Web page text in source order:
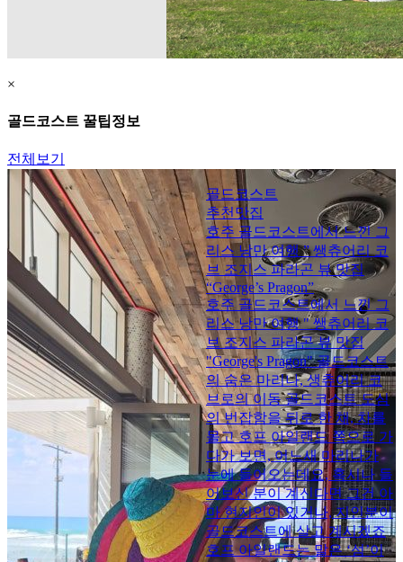
×
골드코스트 꿀팁정보
전체보기
골드코스트
추천맛집
호주 골드코스트에서 느낀 그
리스 낭만 여행 ” 쌩츄어리 코
브 조지스 파라곤 뷰 맛집
“George’s Pragon”
호주 골드코스트에서 느낀 그
리스 낭만 여행 " 쌩츄어리 코
브 조지스 파라곤 뷰 맛집
"George's Pragon" 골드코스트
의 숨은 마리나, 생츄어리 코
브로의 이동 골드코스트 도심
의 번잡함을 뒤로 한 채, 차를
몰고 호프 아일랜드 쪽으로 가
다가 보면, 어느새 마리나가
눈에 들어오는데요, 혹시나 들
어보신 분이 계신다면 그건 아
마 현지인이 있거나, 지인분이
골드코스트에 살고 계시겠죠
호프 아일랜드는 말은 ‘섬’이